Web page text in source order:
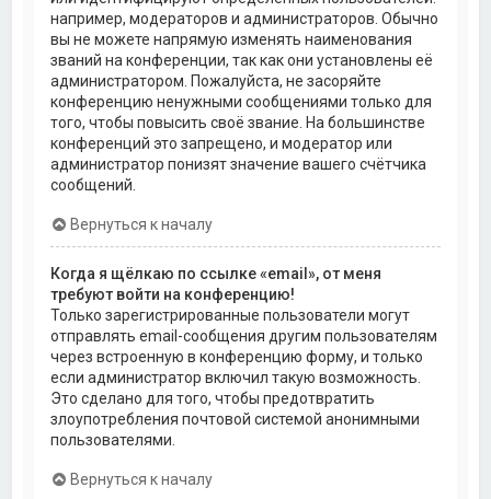
например, модераторов и администраторов. Обычно
вы не можете напрямую изменять наименования
званий на конференции, так как они установлены её
администратором. Пожалуйста, не засоряйте
конференцию ненужными сообщениями только для
того, чтобы повысить своё звание. На большинстве
конференций это запрещено, и модератор или
администратор понизят значение вашего счётчика
сообщений.
Вернуться к началу
Когда я щёлкаю по ссылке «email», от меня
требуют войти на конференцию!
Только зарегистрированные пользователи могут
отправлять email-сообщения другим пользователям
через встроенную в конференцию форму, и только
если администратор включил такую возможность.
Это сделано для того, чтобы предотвратить
злоупотребления почтовой системой анонимными
пользователями.
Вернуться к началу